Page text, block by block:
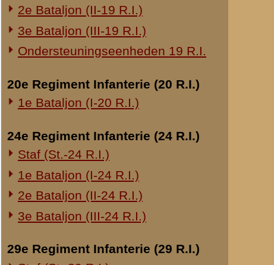
Staf (St.-8 R.A.)
1e Afdeling (I-8 R.A.)
3e Afdeling (III-8 R.A.)
Overige legeronderdelen
3e Regiment Huzaren (3 R.H.)
Luchtdoelmitrailleurs en -artillerie
1-II Bataljon Pag.
1-IV Bataljon Pag.
4e Compagnie Pioniers (4 C.P.)
4e Mitrailleurcompagnie (4 M.C.)
4-II Auto Bataljon
11e Grens Bataljon (11 G.B.)
1e Bataljon (I-46 R.I.)
echter.
het geheele
moeilijkheden
De aanval van
kazematten,
pantserwagens
Tenslotte
Naar mijn
de achterste
Intusschen
(I-8 R.I.)
medegedeeld
bericht door, dat
Commandant 8
Commandant
de
gedeelte van 3-
de
echter uit een